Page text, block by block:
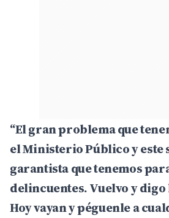
“El gran problema que
el Ministerio Público y este
garantista que tenemos
delincuentes. Vuelvo y digo
Hoy vayan y péguenle a